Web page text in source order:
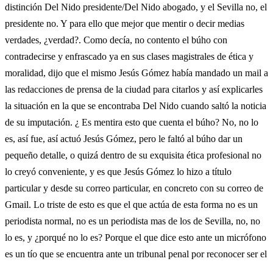
distinción Del Nido presidente/Del Nido abogado, y el Sevilla no, el
presidente no. Y para ello que mejor que mentir o decir medias
verdades, ¿verdad?. Como decía, no contento el búho con
contradecirse y enfrascado ya en sus clases magistrales de ética y
moralidad, dijo que el mismo Jesús Gómez había mandado un mail a
las redacciones de prensa de la ciudad para citarlos y así explicarles
la situación en la que se encontraba Del Nido cuando saltó la noticia
de su imputación. ¿ Es mentira esto que cuenta el búho? No, no lo
es, así fue, así actuó Jesús Gómez, pero le faltó al búho dar un
pequeño detalle, o quizá dentro de su exquisita ética profesional no
lo creyó conveniente, y es que Jesús Gómez lo hizo a título
particular y desde su correo particular, en concreto con su correo de
Gmail. Lo triste de esto es que el que actúa de esta forma no es un
periodista normal, no es un periodista mas de los de Sevilla, no, no
lo es, y ¿porqué no lo es? Porque el que dice esto ante un micrófono
es un tío que se encuentra ante un tribunal penal por reconocer ser el